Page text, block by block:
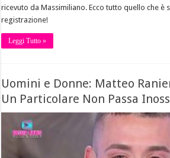
ricevuto da Massimiliano. Ecco tutto quello che è
registrazione!
Leggi Tutto »
Uomini e Donne: Matteo
Un Particolare Non Passa